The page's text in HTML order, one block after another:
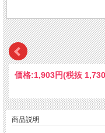
価格:1,903円(税抜
商品説明